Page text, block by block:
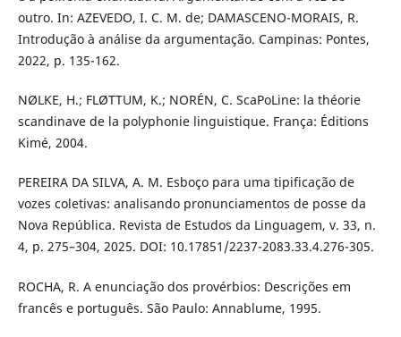
outro. In: AZEVEDO, I. C. M. de; DAMASCENO-MORAIS, R.
Introdução à análise da argumentação. Campinas: Pontes,
2022, p. 135-162.
NØLKE, H.; FLØTTUM, K.; NORÉN, C. ScaPoLine: la théorie
scandinave de la polyphonie linguistique. França: Éditions
Kimé, 2004.
PEREIRA DA SILVA, A. M. Esboço para uma tipificação de
vozes coletivas: analisando pronunciamentos de posse da
Nova República. Revista de Estudos da Linguagem, v. 33, n.
4, p. 275–304, 2025. DOI: 10.17851/2237-2083.33.4.276-305.
ROCHA, R. A enunciação dos provérbios: Descrições em
francês e português. São Paulo: Annablume, 1995.